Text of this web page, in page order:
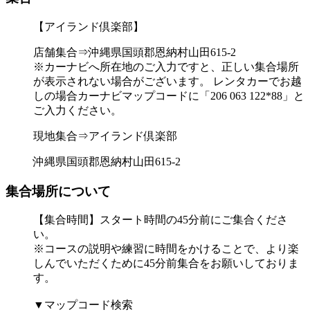
【アイランド倶楽部】
店舗集合⇒沖縄県国頭郡恩納村山田615-2
※カーナビへ所在地のご入力ですと、正しい集合場所
が表示されない場合がございます。 レンタカーでお越
しの場合カーナビマップコードに「206 063 122*88」と
ご入力ください。
現地集合⇒アイランド倶楽部
沖縄県国頭郡恩納村山田615-2
集合場所について
【集合時間】スタート時間の45分前にご集合くださ
い。
※コースの説明や練習に時間をかけることで、より楽
しんでいただくために45分前集合をお願いしておりま
す。
▼マップコード検索